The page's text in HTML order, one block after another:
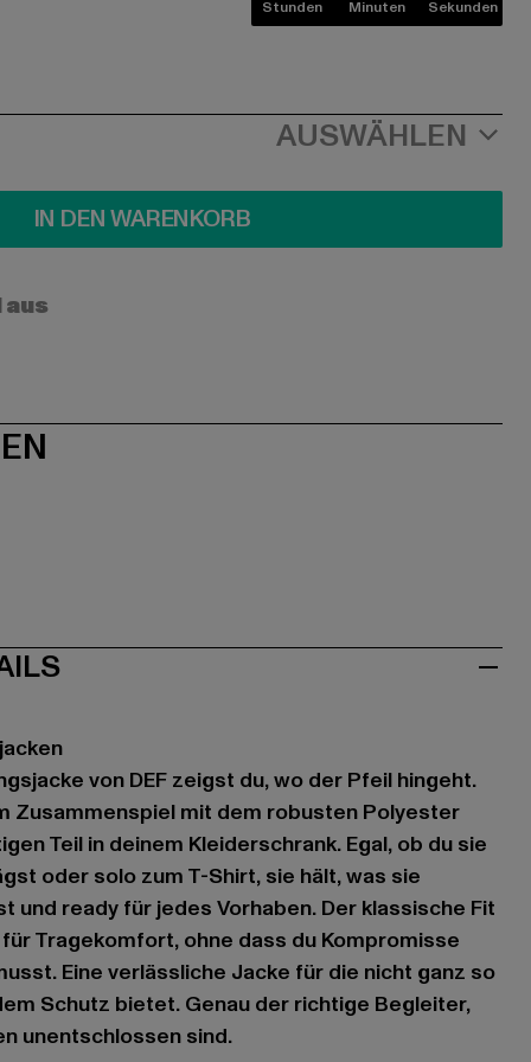
Stunden Minuten Sekunden
AUSWÄHLEN
IN DEN WARENKORB
von DEF zeigst du, wo der Pfeil hingeht.
Zusammenspiel mit dem robusten Polyester
Teil in deinem Kleiderschrank. Egal, ob du sie
oder solo zum T-Shirt, sie hält, was sie
ready für jedes Vorhaben. Der klassische Fit
Tragekomfort, ohne dass du Kompromisse
Eine verlässliche Jacke für die nicht ganz so
Schutz bietet. Genau der richtige Begleiter,
unentschlossen sind.